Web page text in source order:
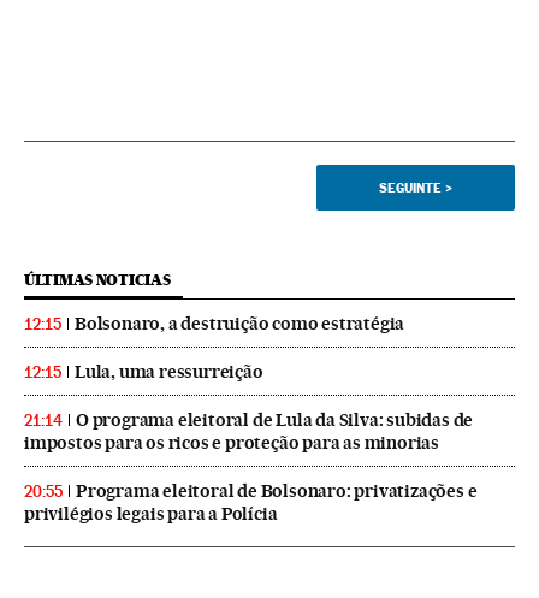
SEGUINTE >
ÚLTIMAS NOTICIAS
12:15 Bolsonaro, a destruição como estratégia
12:15 Lula, uma ressurreição
21:14
O programa eleitoral de Lula da Silva: subidas de
impostos para os ricos e proteção para as minorias
20:55
Programa eleitoral de Bolsonaro: privatizações e
privilégios legais para a Polícia